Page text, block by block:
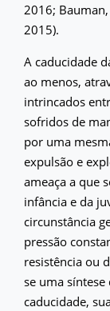
2016;
2015).
A caducidade
ao menos,
intrincados
sofridos de
por uma
expulsão e
ameaça a que
infância e da
circunstância
pressão
resistência ou
se uma síntese
caducidade,